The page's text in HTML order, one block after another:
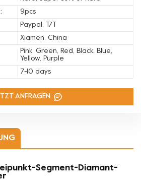
9pcs
Paypal, T/T
Xiamen, China
Pink, Green, Red, Black, Blue,
Yellow, Purple
7-10 days
ANFRAGEN
Segment-Diamant-